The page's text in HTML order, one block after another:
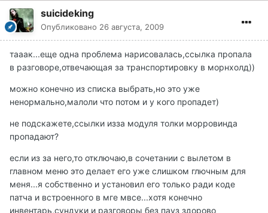
suicideking
Опубликовано 26 августа, 2009
тааак...еще одна проблема нарисовалась,ссылка пропала
в разговоре,отвечающая за транспортировку в морнхолд))
можно конечно из списка выбрать,но это уже
ненормально,малоли что потом и у кого пропадет)
не подскажете,ссылки изза модуля толки морровинда
пропадают?
если из за него,то отключаю,в сочетании с вылетом в
главном меню это делает его уже слишком глючным для
меня...я собственно и установил его только ради коде
патча и встроенного в мге мвсе...хотя конечно
инвентарь,сундуки и разговоры без пауз здорово